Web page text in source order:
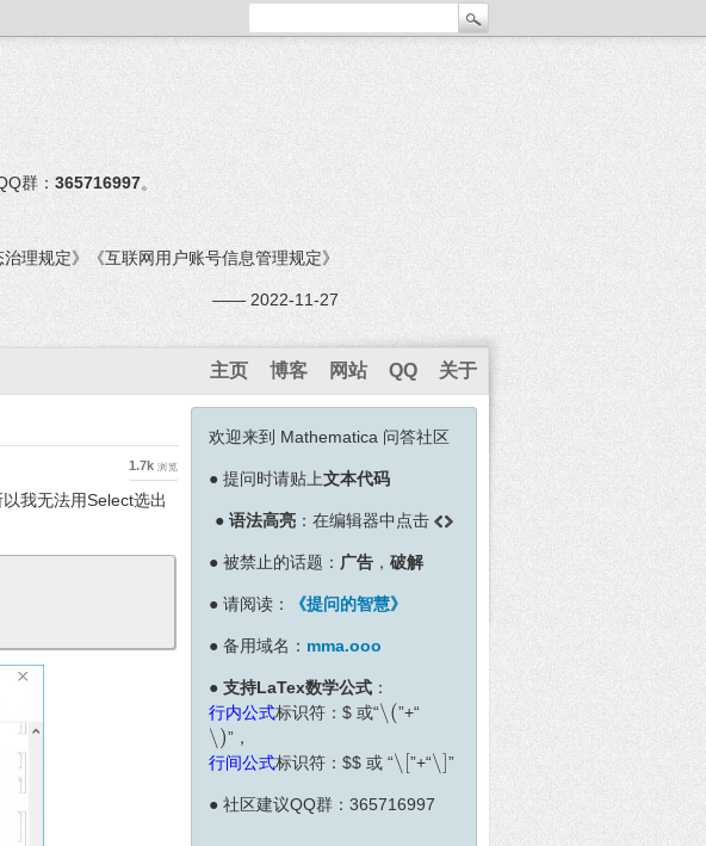
群： 365716997。
理规定》《互联网用户账号信息管理规定》
—— 2022-11-27
关于
QQ
网站
博客
主页
欢迎来到 Mathematica 问答社区
● 提问时请贴上文本代码
● 语法高亮 ：在编辑器中点击
● 被禁止的话题： 广告 ， 破解
● 请阅读： 《提问的智慧》
● 备用域名： mma.ooo
● 支持LaTex数学公式 ：
行内公式标识符： $ 或“∖(
∖ ( ”+“
∖)
∖ ) ”，
行间公式标识符： $$ 或 “∖
∖ ”+“∖
∖ ”
● 社区建议QQ群：365716997
1.7k 浏览
我无法用Select选出